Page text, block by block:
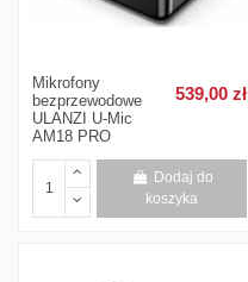
Mikrofony
bezprzewodowe
ULANZI U-Mic
AM18 PRO
539,00 zł
Dodaj do
koszyka